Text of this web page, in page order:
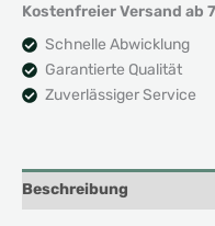
Kostenfreier Versand ab
Schnelle Abwicklung
Garantierte Qualität
Zuverlässiger Service
Beschreibung